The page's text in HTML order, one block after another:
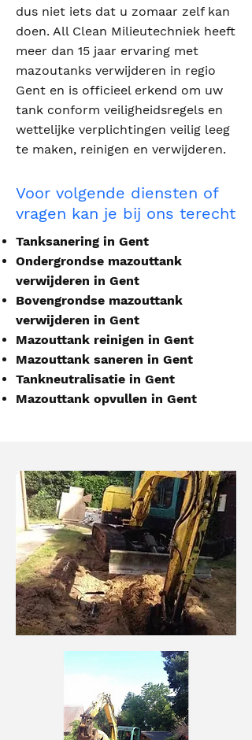
dus niet iets dat u zomaar zelf kan
doen. All Clean Milieutechniek heeft
meer dan 15 jaar ervaring met
mazoutanks verwijderen in regio
Gent en is officieel erkend om uw
tank conform veiligheidsregels en
wettelijke verplichtingen veilig leeg
te maken, reinigen en verwijderen.
Voor volgende diensten of
vragen kan je bij ons terecht
Tanksanering in Gent
Ondergrondse mazouttank
verwijderen in Gent
Bovengrondse mazouttank
verwijderen in Gent
Mazouttank reinigen in Gent
Mazouttank saneren in Gent
Tankneutralisatie in Gent
Mazouttank opvullen in Gent